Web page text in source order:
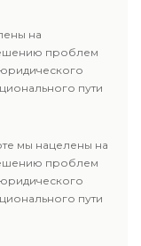
на
проблем
пути
мы нацелены на
проблем
пути